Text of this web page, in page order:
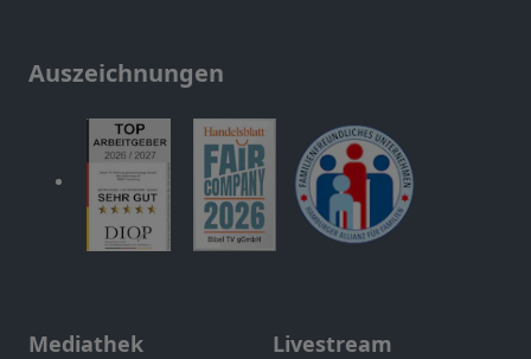
Auszeichnungen
Mediathek Livestream